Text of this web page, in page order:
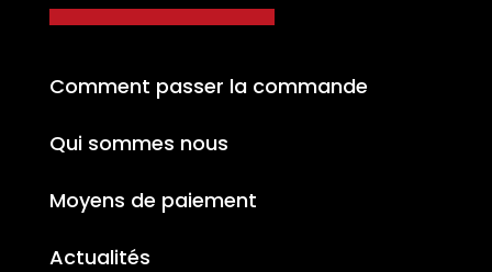
Comment passer la commande
Qui sommes nous
Moyens de paiement
Actualités